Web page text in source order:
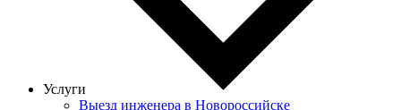
Услуги
Выезд инженера в Новороссийске